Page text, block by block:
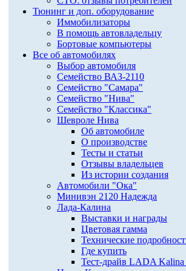
Тюнинг и доп. оборудование
Иммобилизаторы
В помощь автовладельцу
Бортовые компьютеры
Все об автомобилях
Выбор автомобиля
Семейство ВАЗ-2110
Семейство "Самара"
Семейство "Нива"
Семейство "Классика"
Шевроле Нива
Об автомобиле
О производстве
Тесты и статьи
Отзывы владельцев
Из истории создания
Автомобили "Ока"
Минивэн 2120 Надежда
Лада-Калина
Выставки и награды
Цветовая гамма
Технические
Где купить
Тест-драйв LADA Kalina